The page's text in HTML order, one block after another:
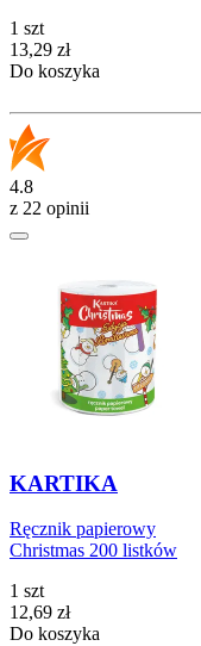
1 szt
Cena
13,29 zł
Do koszyka
4.8
z 22 opinii
KARTIKA
Ręcznik papierowy
Christmas 200 listków
1 szt
Cena
12,69 zł
Do koszyka